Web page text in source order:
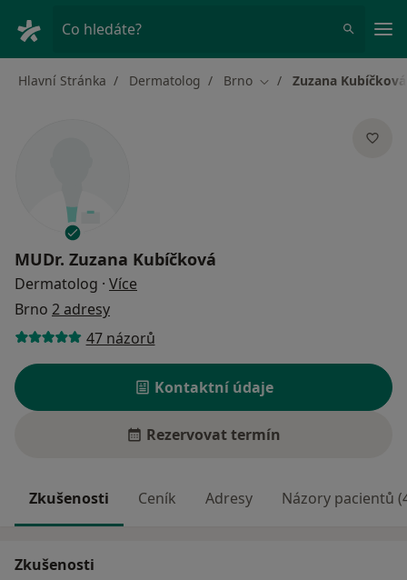
Co hledáte?
Hlavní Stránka Dermatolog Brno Změna města
Zuzana Kubíčková
MUDr. Zuzana Kubíčková
Dermatolog · Více
Brno 2 adresy
47 názorů
Kontaktní údaje
Rezervovat termín
Zkušenosti Ceník Adresy Názory pacientů
Zkušenosti